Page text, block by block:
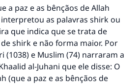
a paz e as bênçãos de Allah
as palavras shirk ou
que indica que se trata de
shirk e não forma maior. Por
(1038) e Muslim (74) narraram a
al-Juhani que ele disse: O
(que a paz e as bênçãos de